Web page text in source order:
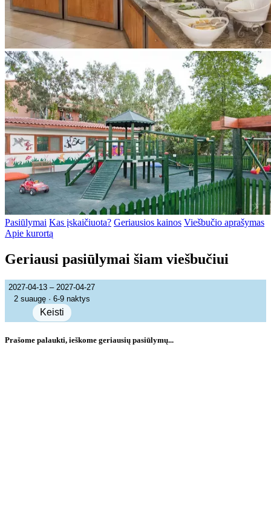
Pasiūlymai Kas įskaičiuota? Geriausios kainos Viešbučio aprašymas
Apie kurortą
Geriausi pasiūlymai šiam viešbučiui
2027-04-13 – 2027-04-27
2 suaugę · 6-9 naktys
Keisti
Prašome palaukti, ieškome geriausių pasiūlymų...